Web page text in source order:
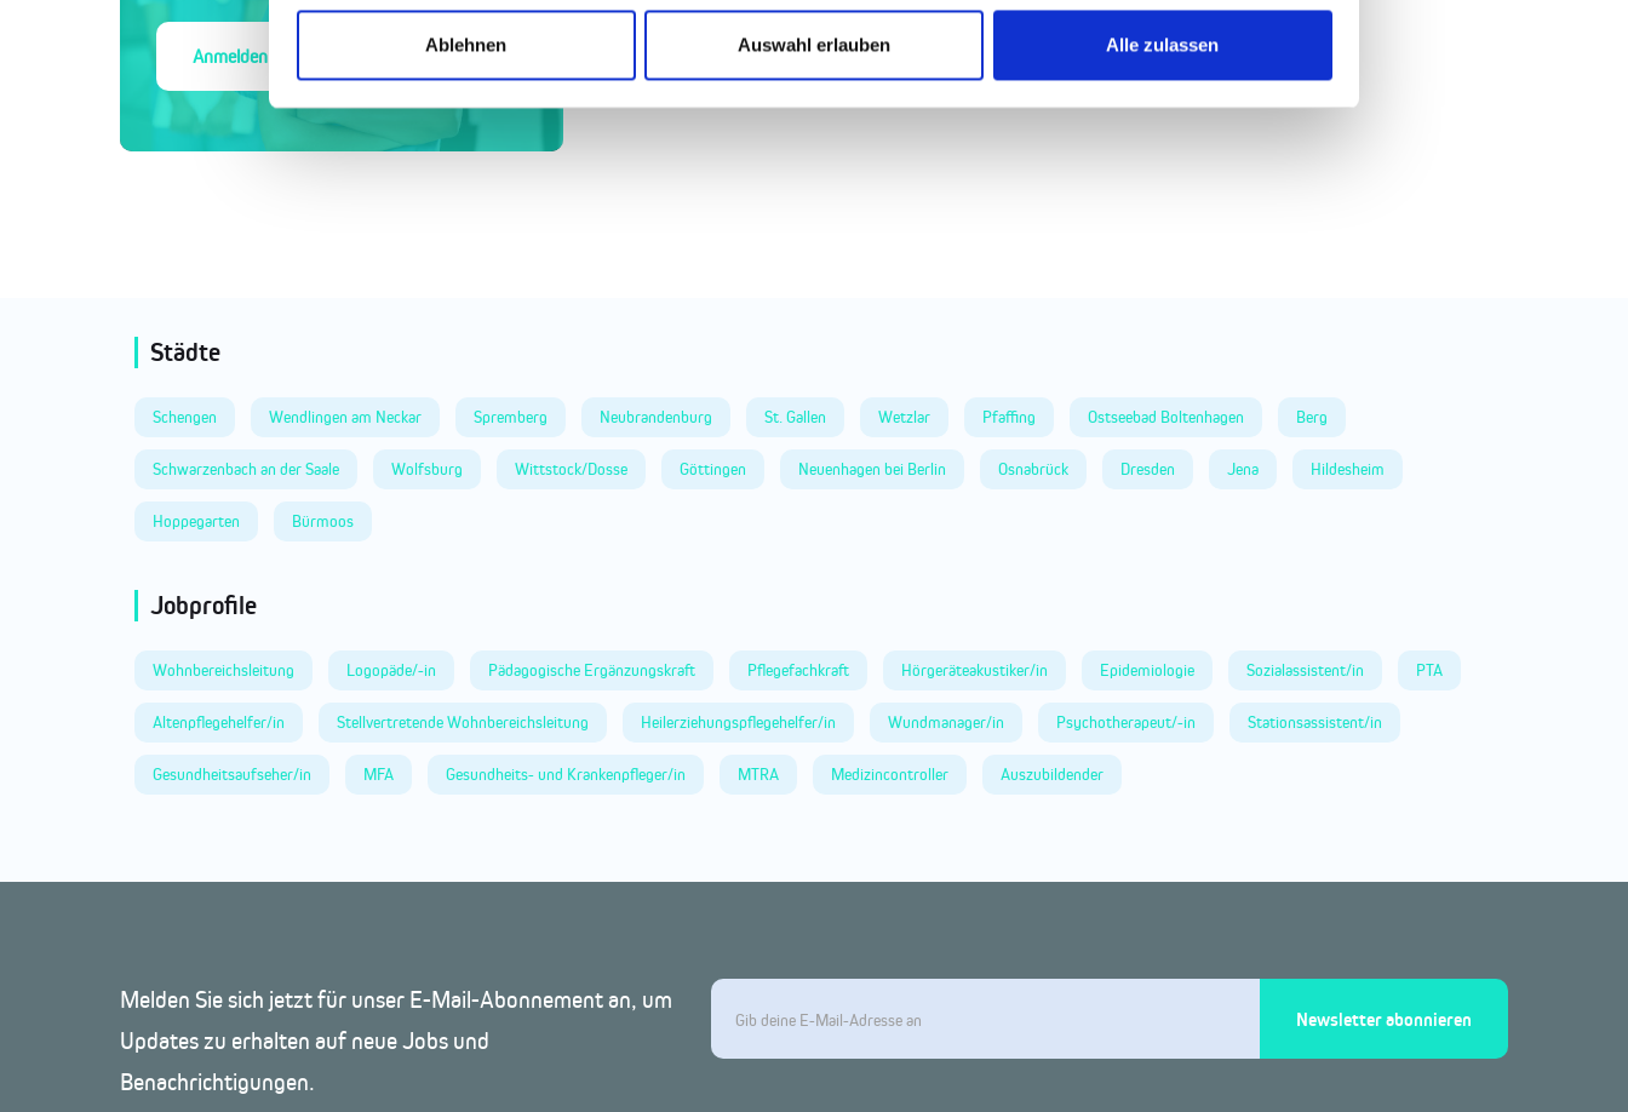
Ablehnen Auswahl erlauben Alle zulassen
Anmelden
Städte
Schengen Wendlingen am Neckar Spremberg Neubrandenburg St. Gallen Wetzlar Pfaffing Ostseebad Boltenhagen Berg
Schwarzenbach an der Saale Wolfsburg Wittstock/Dosse Göttingen Neuenhagen bei Berlin Osnabrück Dresden Jena Hildesheim
Hoppegarten Bürmoos
Jobprofile
Wohnbereichsleitung Logopäde/-in Pädagogische Ergänzungskraft Pflegefachkraft Hörgeräteakustiker/in Epidemiologie Sozialassistent/in PTA
Altenpflegehelfer/in Stellvertretende Wohnbereichsleitung Heilerziehungspflegehelfer/in Wundmanager/in Psychotherapeut/-in Stationsassistent/in
Gesundheitsaufseher/in MFA Gesundheits- und Krankenpfleger/in MTRA Medizincontroller Auszubildender
Melden Sie sich jetzt für unser E-Mail-Abonnement an, um
Updates zu erhalten auf neue Jobs und
Benachrichtigungen.
Newsletter abonnieren